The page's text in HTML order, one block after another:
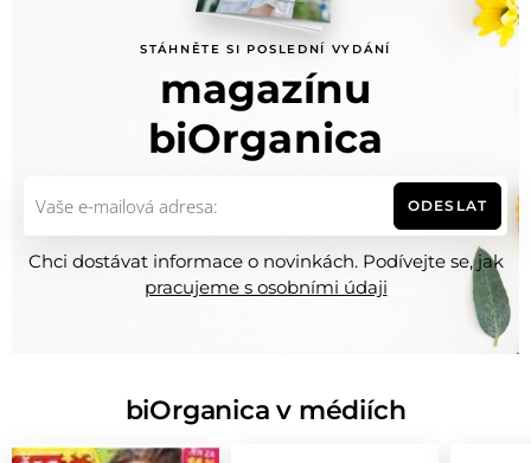
STÁHNĚTE SI POSLEDNÍ VYDÁNÍ
magazínu
biOrganica
ODESLAT
Chci dostávat informace o novinkách. Podívejte se, jak
pracujeme s osobními údaji
biOrganica v médiích